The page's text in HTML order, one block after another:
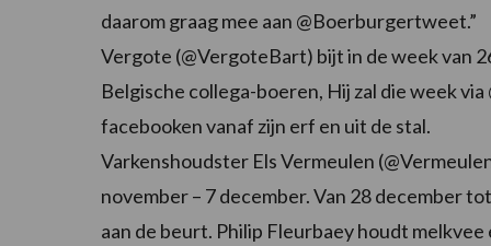
daarom graag mee aan @Boerburgertweet.”
Vergote (@VergoteBart) bijt in de week van
Belgische collega-boeren, Hij zal die week
facebooken vanaf zijn erf en uit de stal.
Varkenshoudster Els Vermeulen
november – 7 december. Van 28 december
aan de beurt. Philip Fleurbaey houdt